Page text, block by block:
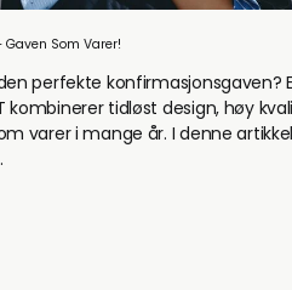
Som Varer!
perfekte konfirmasjonsgaven?
kombinerer tidløst design, høy
varer i mange år. I denne